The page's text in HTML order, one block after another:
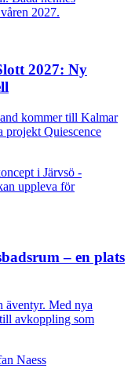
2027: Ny
kommer till Kalmar
projekt Quiescence
– en plats
äventyr. Med nya
avkoppling som